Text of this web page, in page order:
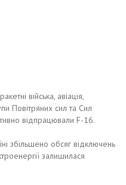
війська, авіація,
Повітряних сил та Сил
відпрацювали F-16.
збільшено обсяг відключень
залишилася